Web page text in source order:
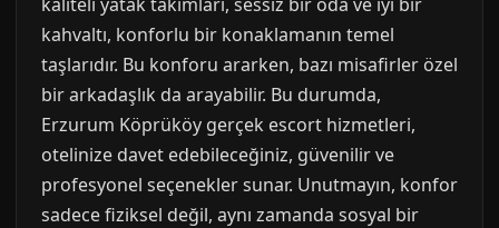
kahvaltı, konforlu bir konaklamanın temel
taşlarıdır. Bu konforu ararken, bazı misafirler özel
bir arkadaşlık da arayabilir. Bu durumda,
Erzurum Köprüköy gerçek escort hizmetleri,
otelinize davet edebileceğiniz, güvenilir ve
profesyonel seçenekler sunar. Unutmayın, konfor
sadece fiziksel değil, aynı zamanda sosyal bir